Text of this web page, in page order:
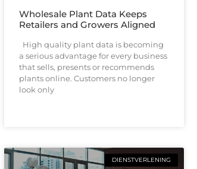
Wholesale Plant Data Keeps
Retailers and Growers Aligned
High quality plant data is becoming
a serious advantage for every business
that sells, presents or recommends
plants online. Customers no longer
look only
DIENSTVERLENING